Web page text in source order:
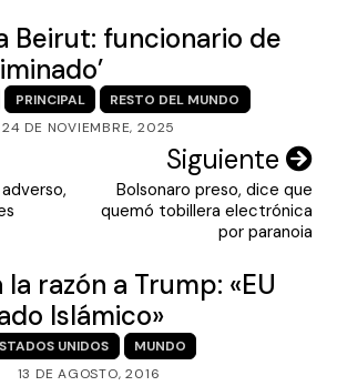
ENGLISH SECTION
VIDEOS
Beirut: funcionario de
PRINCIPAL
RESTO DEL MUNDO
24 DE NOVIEMBRE, 2025
Siguiente
Bolsonaro preso, dice que
quemó tobillera electrónica
por paranoia
razón a Trump: «EU
Islámico»
UNIDOS
MUNDO
13 DE AGOSTO, 2016